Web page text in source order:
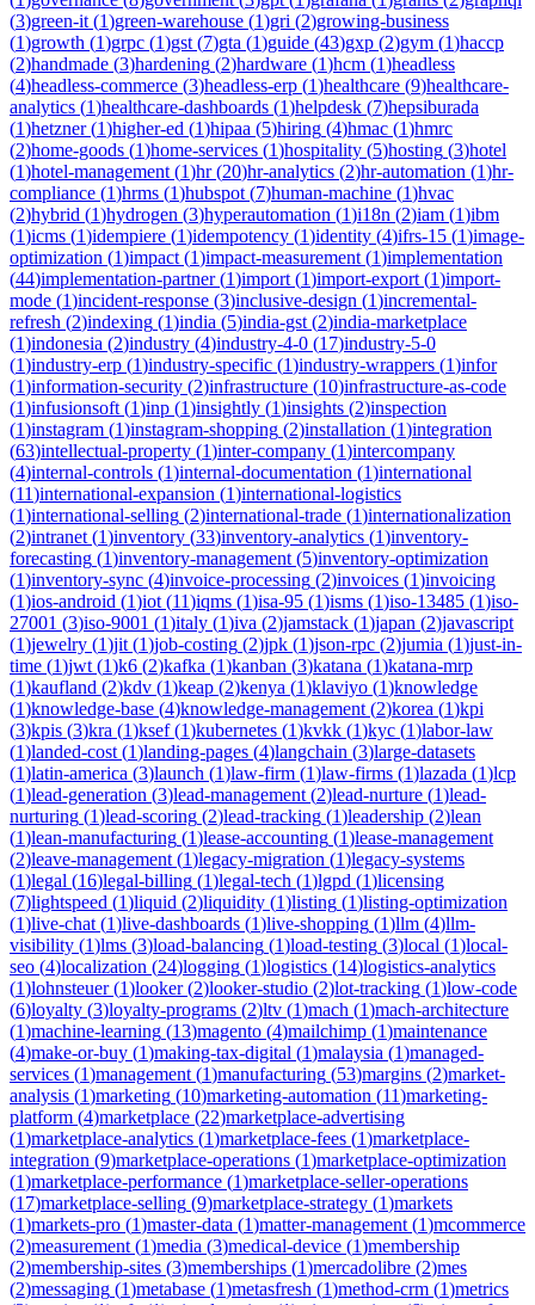
(3)green-it (1)green-warehouse (1)gri (2)growing-business
(1)growth (1)grpc (1)gst (7)gta (1)guide (43)gxp (2)gym (1)haccp
(2)handmade (3)hardening (2)hardware (1)hcm (1)headless
(4)headless-commerce (3)headless-erp (1)healthcare (9)healthcare-
analytics (1)healthcare-dashboards (1)helpdesk (7)hepsiburada
(1)hetzner(1)higher-ed (1)hipaa (5)hiring (4)hmac (1)hmrc
(2)home-goods (1)home-services (1)hospitality (5)hosting (3)hotel
(1)hotel-management (1)hr(20)hr-analytics (2)hr-automation (1)hr-
compliance (1)hrms (1)hubspot (7)human-machine (1)hvac
(2)hybrid (1)hydrogen (3)hyperautomation (1)i18n (2)iam (1)ibm
(1)icms (1)idempiere (1)idempotency (1)identity (4)ifrs-15 (1)image-
optimization (1)impact (1)impact-measurement (1)implementation
(44)implementation-partner(1)import (1)import-export (1)import-
mode (1)incident-response (3)inclusive-design (1)incremental-
refresh (2)indexing (1)india (5)india-gst (2)india-marketplace
(1)indonesia (2)industry (4)industry-4-0 (17)industry-5-0
(1)industry-erp (1)industry-specific (1)industry-wrappers (1)infor
(1)information-security (2)infrastructure (10)infrastructure-as-code
(1)infusionsoft (1)inp (1)insightly (1)insights (2)inspection
(1)instagram (1)instagram-shopping (2)installation (1)integration
(63)intellectual-property (1)inter-company (1)intercompany
(4)internal-controls (1)internal-documentation (1)international
(11)international-expansion (1)international-logistics
(1)international-selling (2)international-trade (1)internationalization
(2)intranet (1)inventory (33)inventory-analytics (1)inventory-
forecasting (1)inventory-management (5)inventory-optimization
(1)inventory-sync (4)invoice-processing (2)invoices (1)invoicing
(1)ios-android (1)iot (11)iqms (1)isa-95 (1)isms (1)iso-13485 (1)iso-
27001 (3)iso-9001 (1)italy (1)iva (2)jamstack (1)japan (2)javascript
(1)jewelry (1)jit (1)job-costing (2)jpk (1)json-rpc (2)jumia (1)just-in-
time (1)jwt (1)k6 (2)kafka (1)kanban (3)katana (1)katana-mrp
(1)kaufland (2)kdv (1)keap (2)kenya (1)klaviyo (1)knowledge
(1)knowledge-base (4)knowledge-management (2)korea (1)kpi
(3)kpis (3)kra (1)ksef(1)kubernetes (1)kvkk (1)kyc (1)labor-law
(1)landed-cost (1)landing-pages (4)langchain (3)large-datasets
(1)latin-america (3)launch (1)law-firm (1)law-firms (1)lazada (1)lcp
(1)lead-generation (3)lead-management (2)lead-nurture (1)lead-
nurturing (1)lead-scoring (2)lead-tracking (1)leadership (2)lean
(1)lean-manufacturing (1)lease-accounting (1)lease-management
(2)leave-management (1)legacy-migration (1)legacy-systems
(1)legal (16)legal-billing (1)legal-tech (1)lgpd (1)licensing
(7)lightspeed (1)liquid (2)liquidity (1)listing (1)listing-optimization
(1)live-chat (1)live-dashboards (1)live-shopping (1)llm (4)llm-
visibility (1)lms (3)load-balancing (1)load-testing (3)local (1)local-
seo (4)localization (24)logging (1)logistics (14)logistics-analytics
(1)lohnsteuer(1)looker(2)looker-studio (2)lot-tracking (1)low-code
(6)loyalty (3)loyalty-programs (2)ltv (1)mach (1)mach-architecture
(1)machine-learning (13)magento (4)mailchimp (1)maintenance
(4)make-or-buy (1)making-tax-digital (1)malaysia (1)managed-
services (1)management (1)manufacturing (53)margins (2)market-
analysis (1)marketing (10)marketing-automation (11)marketing-
platform (4)marketplace (22)marketplace-advertising
(1)marketplace-analytics (1)marketplace-fees (1)marketplace-
integration (9)marketplace-operations (1)marketplace-optimization
(1)marketplace-performance (1)marketplace-seller-operations
(17)marketplace-selling (9)marketplace-strategy (1)markets
(1)markets-pro (1)master-data (1)matter-management (1)mcommerce
(2)measurement (1)media (3)medical-device (1)membership
(2)membership-sites (3)memberships (1)mercadolibre (2)mes
(2)messaging (1)metabase (1)metasfresh (1)method-crm (1)metrics